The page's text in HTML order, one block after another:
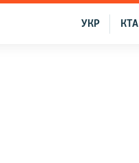
КТА
УКР